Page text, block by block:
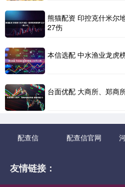
熊猫配资 印控克什米尔
27伤
本信选配 中水渔业龙虎
台面优配 大商所、郑商
配查信 配查信官网
友情链接：